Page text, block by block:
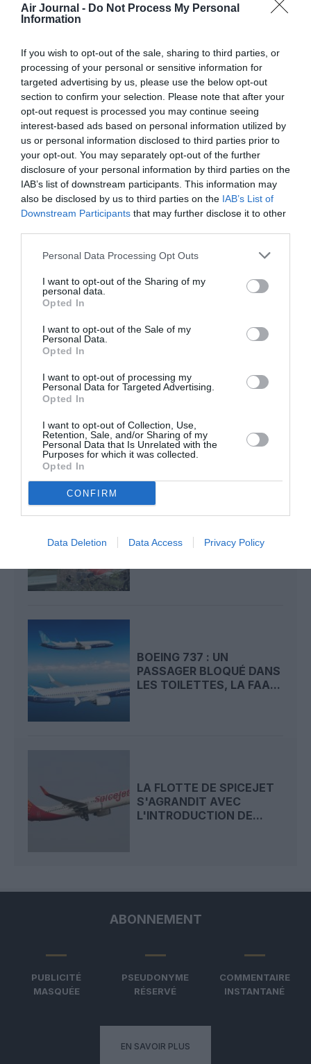
Air Journal - Do Not Process My Personal
Information
If you wish to opt-out of the sale, sharing to third parties, or
processing of your personal or sensitive information for
targeted advertising by us, please use the below opt-out
section to confirm your selection. Please note that after your
opt-out request is processed you may continue seeing
interest-based ads based on personal information utilized by
us or personal information disclosed to third parties prior to
your opt-out. You may separately opt-out of the further
disclosure of your personal information by third parties on the
IAB’s list of downstream participants. This information may
also be disclosed by us to third parties on the IAB’s List of
Downstream Participants that may further disclose it to other
Personal Data Processing Opt Outs
I want to opt-out of the Sharing of my
personal data.
Opted In
I want to opt-out of the Sale of my
Personal Data.
Opted In
I want to opt-out of processing my
Personal Data for Targeted Advertising.
Opted In
I want to opt-out of Collection, Use,
Retention, Sale, and/or Sharing of my
Personal Data that Is Unrelated with the
Purposes for which it was collected.
Opted In
CONFIRM
Data Deletion Data Access Privacy Policy
NOUS SOUTENIR
DERNIERS COMMENTAIRES
Pointe‑à‑Pitre – Panama City : Air France ouvre un pont
Pointe‑à‑Pitre – Panama City : Air France ouvre un pont
aérien vers l’Amérique latine
LIRE AUSSI
DGCA EN INDE ORDONNE
BOEING 737 : UN
PASSAGER BLOQUÉ DANS
LES TOILETTES, LA FAA...
LA FLOTTE DE SPICEJET
S'AGRANDIT AVEC
L'INTRODUCTION DE...
ABONNEMENT
PUBLICITÉ
MASQUÉE
PSEUDONYME
RÉSERVÉ
COMMENTAIRE
INSTANTANÉ
EN SAVOIR PLUS